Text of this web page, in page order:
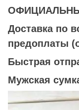
Доставка по
предоплаты
Быстрая
Мужская